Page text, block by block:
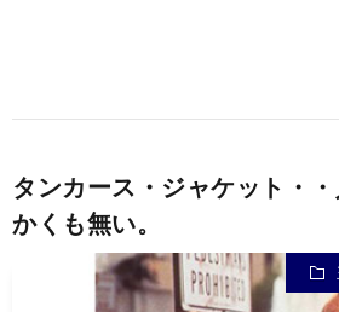
タンカース・ジャケット・
かくも無い。